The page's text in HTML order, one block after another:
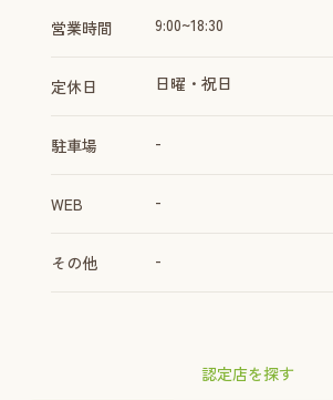
認定店を探す
営業時間 9:00~18:30
定休日 日曜・祝日
駐車場 -
WEB -
その他 -